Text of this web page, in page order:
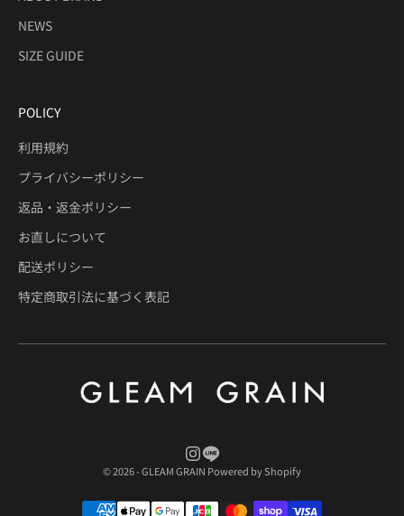
NEWS
SIZE GUIDE
POLICY
利用規約
プライバシーポリシー
返品・返金ポリシー
お直しについて
配送ポリシー
特定商取引法に基づく表記
© 2026 - GLEAM GRAIN Powered by Shopify